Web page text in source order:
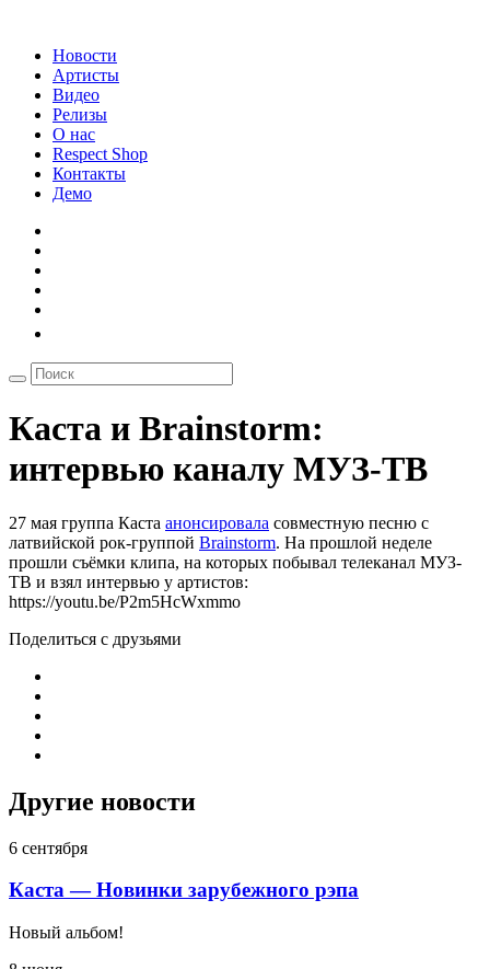
Новости
Артисты
Видео
Релизы
О нас
Respect Shop
Контакты
Демо
Каста и Brainstorm:
интервью каналу МУЗ-ТВ
27 мая группа Каста анонсировала совместную песню с
латвийской рок-группой Brainstorm. На прошлой неделе
прошли съёмки клипа, на которых побывал телеканал МУЗ-
ТВ и взял интервью у артистов:
https://youtu.be/P2m5HcWxmmo
Поделиться с друзьями
Другие новости
6 сентября
Каста — Новинки зарубежного рэпа
Новый альбом!